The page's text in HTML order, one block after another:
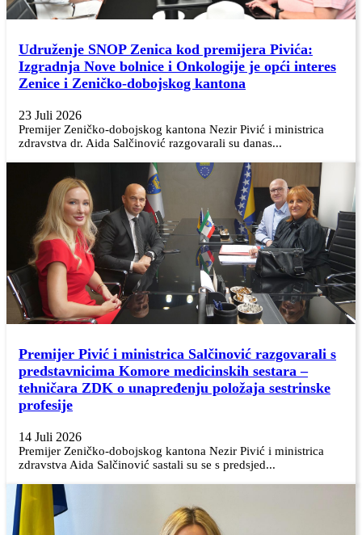
Udruženje SNOP Zenica kod premijera Pivića:
Izgradnja Nove bolnice i Onkologije je opći interes
Zenice i Zeničko-dobojskog kantona
23 Juli 2026
Premijer Zeničko-dobojskog kantona Nezir Pivić i ministrica
zdravstva dr. Aida Salčinović razgovarali su danas...
Premijer Pivić i ministrica Salčinović razgovarali s
predstavnicima Komore medicinskih sestara –
tehničara ZDK o unapređenju položaja sestrinske
profesije
14 Juli 2026
Premijer Zeničko-dobojskog kantona Nezir Pivić i ministrica
zdravstva Aida Salčinović sastali su se s predsjed...